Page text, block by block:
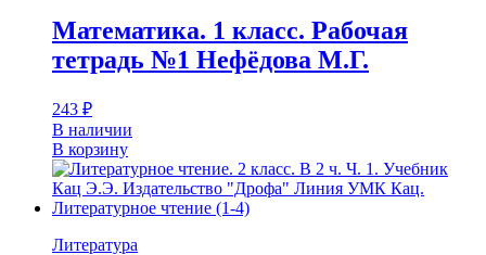
Математика. 1 класс. Рабочая
тетрадь №1 Нефёдова М.Г.
243 ₽
В наличии
В корзину
Литература